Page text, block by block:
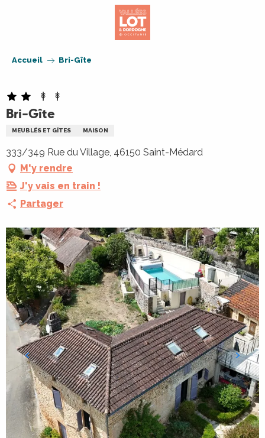
Accueil Bri-Gîte
Bri-Gîte
MEUBLÉS ET GÎTES MAISON
333/349 Rue du Village, 46150 Saint-Médard
M'y rendre
J'y vais en train !
Partager